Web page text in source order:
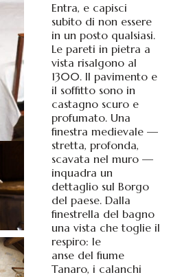
Entra, e capisci
subito di non essere
in un posto qualsiasi.
Le pareti in pietra a
vista risalgono al
1300. Il pavimento e
il soffitto sono in
castagno scuro e
profumato. Una
finestra medievale —
stretta, profonda,
scavata nel muro —
inquadra un
dettaglio sul Borgo
del paese. Dalla
finestrella del bagno
una vista che toglie il
respiro: le
anse del fiume
Tanaro, i calanchi